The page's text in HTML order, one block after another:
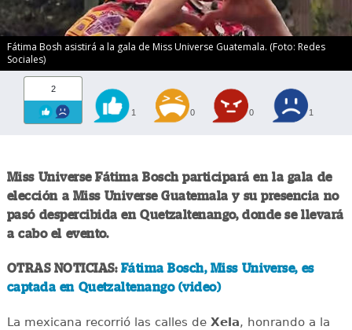
Fátima Bosh asistirá a la gala de Miss Universe Guatemala. (Foto: Redes
Sociales)
2
1 0 0 1
Miss Universe Fátima Bosch participará en la gala de
elección a Miss Universe Guatemala y su presencia no
pasó despercibida en Quetzaltenango, donde se llevará
a cabo el evento.
OTRAS NOTICIAS: Fátima Bosch, Miss Universe, es
captada en Quetzaltenango (video)
La mexicana recorrió las calles deXela, honrando a la